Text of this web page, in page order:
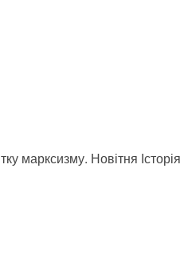
марксизму. Новітня